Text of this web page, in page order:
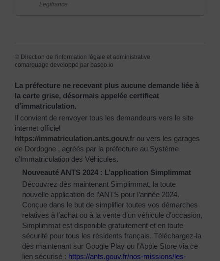
Legifrance
© Direction de l'information légale et administrative
comarquage developpé par baseo.io
La préfecture ne recevant plus aucune demande liée à
la carte grise, désormais appelée certificat
d’immatriculation.
Il convient de renvoyer tous les demandeurs vers le site
internet officiel
https://immatriculation.ants.gouv.fr ou vers les garages
de Dordogne , agréés par la préfecture au Système
d’Immatriculation des Véhicules.
Nouveauté ANTS 2024 : L’application Simplimmat
Découvrez dès maintenant Simplimmat, la toute
nouvelle application de l’ANTS pour l’année 2024.
Conçue dans le but de simplifier toutes vos démarches
relatives à l’achat ou à la vente d’un véhicule d’occasion,
Simplimmat est disponible gratuitement et en toute
sécurité pour tous les résidents français. Téléchargez-la
dès maintenant sur Google Play ou l’Apple Store via ce
lien sécurisé : https://ants.gouv.fr/nos-missions/les-